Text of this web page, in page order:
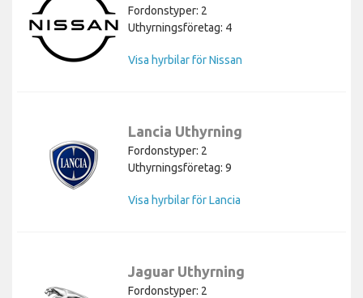
Fordonstyper: 2
Uthyrningsföretag: 4
Visa hyrbilar för Nissan
Lancia Uthyrning
Fordonstyper: 2
Uthyrningsföretag: 9
Visa hyrbilar för Lancia
Jaguar Uthyrning
Fordonstyper: 2